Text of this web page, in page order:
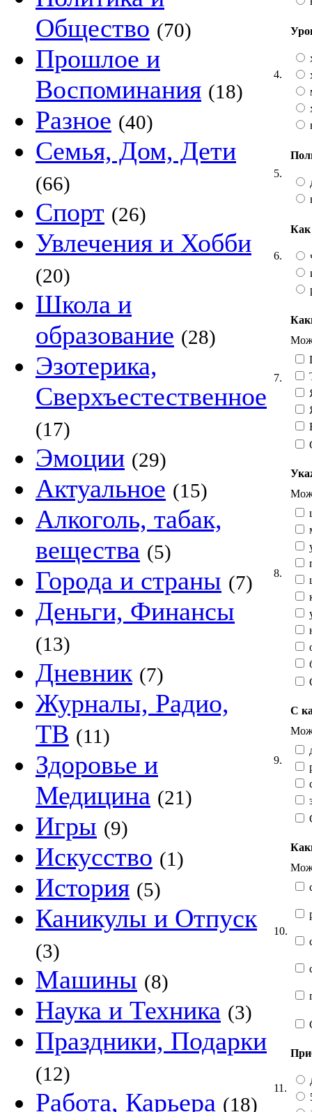
Общество (70)
Прошлое и
Воспоминания (18)
Разное (40)
Семья, Дом, Дети
(66)
Спорт (26)
Увлечения и Хобби
(20)
Школа и
образование (28)
Эзотерика,
Сверхъестественное
(17)
Эмоции (29)
Актуальное (15)
Алкоголь, табак,
вещества (5)
Города и страны (7)
Деньги, Финансы
(13)
Дневник (7)
Журналы, Радио,
ТВ (11)
Здоровье и
Медицина (21)
Игры (9)
Искусство (1)
История (5)
Каникулы и Отпуск
(3)
Машины (8)
Наука и Техника (3)
Праздники, Подарки
(12)
Работа, Карьера (18)
4.
5.
6.
Как
7.
8.
9.
С
10.
11.